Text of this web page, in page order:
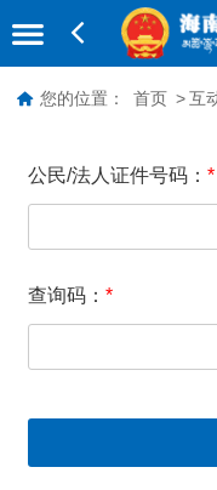
您的位置： 首页 > 互
公民/法人证件号码：*
查询码：*